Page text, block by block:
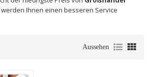
werden Ihnen einen besseren Service
Aussehen